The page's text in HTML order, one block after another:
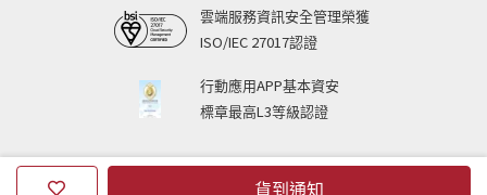
貨到通知
雲端服務資訊安全管理榮獲
ISO/IEC 27017認證
行動應用APP基本資安
標章最高L3等級認證